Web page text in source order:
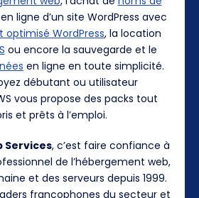
ligne d’un site WordPress avec
WordPress, la location
ou encore la sauvegarde et le
en ligne en toute simplicité.
débutant ou utilisateur
vous propose des packs tout
et prêts à l’emploi.
Services, c’est faire confiance à
de l’hébergement web,
et des serveurs depuis 1999.
francophones du secteur et